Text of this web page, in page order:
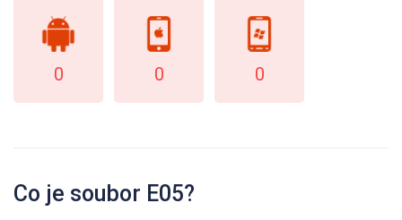
0 0 0
Co je soubor E05?